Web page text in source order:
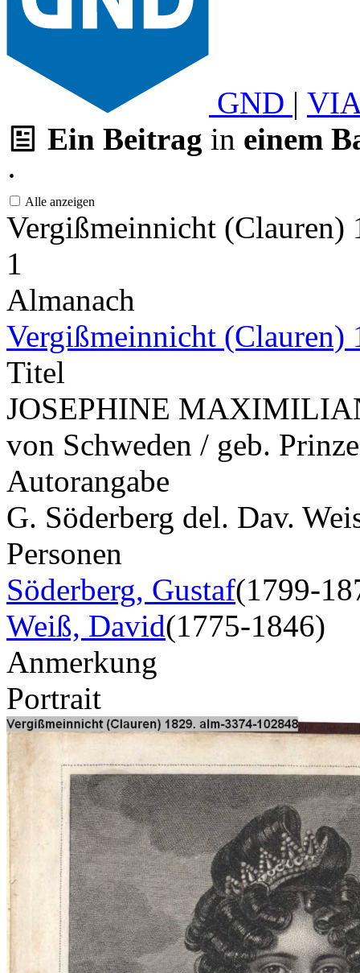
GND |
Ein Beitrag in einem
·
Alle anzeigen
Vergißmeinnicht (Clauren)
1
Almanach
Vergißmeinnicht (Clauren)
Titel
JOSEPHINE
von Schweden / geb.
Autorangabe
G. Söderberg del. Dav.
Personen
Söderberg, Gustaf(1799-
Weiß, David(1775-1846)
Anmerkung
Portrait